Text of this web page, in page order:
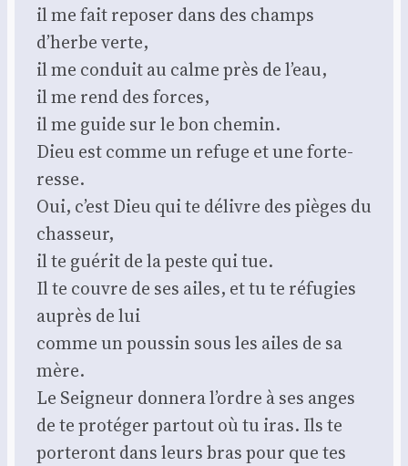
il me fait repo­ser dans des champs
d’herbe verte,
il me conduit au calme près de l’eau,
il me rend des forces,
il me guide sur le bon che­min.
Dieu est comme un refuge et une for­te­
resse.
Oui, c’est Dieu qui te délivre des pièges du
chas­seur,
il te gué­rit de la peste qui tue.
Il te couvre de ses ailes, et tu te réfu­gies
auprès de lui
comme un pous­sin sous les ailes de sa
mère.
Le Sei­gneur don­ne­ra l’ordre à ses anges
de te pro­té­ger par­tout où tu iras. Ils te
por­te­ront dans leurs bras pour que tes